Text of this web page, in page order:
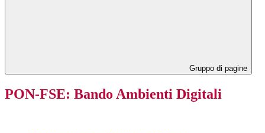
Gruppo di pagine
PON-FSE: Bando Ambienti Digitali